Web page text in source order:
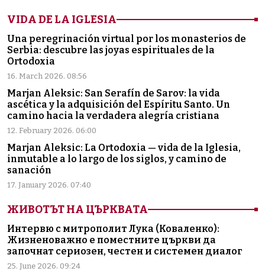
VIDA DE LA IGLESIA
Una peregrinación virtual por los monasterios de
Serbia: descubre las joyas espirituales de la
Ortodoxia
16. March 2026. 08:56
Marjan Aleksic: San Serafín de Sarov: la vida
ascética y la adquisición del Espíritu Santo. Un
camino hacia la verdadera alegría cristiana
12. February 2026. 06:00
Marjan Aleksic: La Ortodoxia — vida de la Iglesia,
inmutable a lo largo de los siglos, y camino de
sanación
17. January 2026. 07:40
ЖИВОТЪТ НА ЦЪРКВАТА
Интервю с митрополит Лука (Коваленко):
Жизненоважно е поместните църкви да
започнат сериозен, честен и системен диалог
25. June 2026. 09:24